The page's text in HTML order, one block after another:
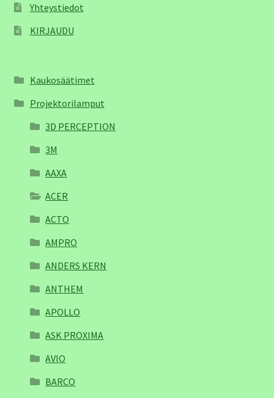
Yhteystiedot
KIRJAUDU
Kaukosäätimet
Projektorilamput
3D PERCEPTION
3M
AAXA
ACER
ACTO
AMPRO
ANDERS KERN
ANTHEM
APOLLO
ASK PROXIMA
AVIO
BARCO